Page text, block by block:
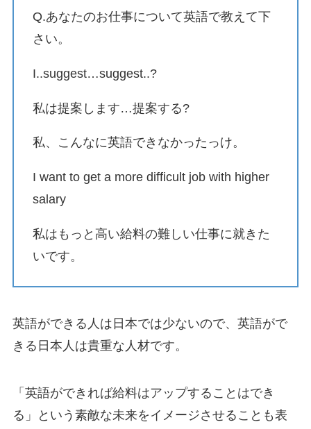
Q.あなたのお仕事について英語で教えて下
さい。
I..suggest…suggest..?
私は提案します…提案する?
私、こんなに英語できなかったっけ。
I want to get a more difficult job with higher
salary
私はもっと高い給料の難しい仕事に就きた
いです。
英語ができる人は日本では少ないので、英語がで
きる日本人は貴重な人材です。
「英語ができれば給料はアップすることはでき
る」という素敵な未来をイメージさせることも表